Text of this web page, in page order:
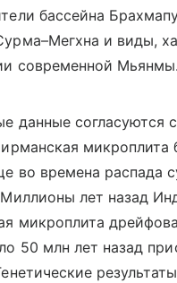
бассейна
и виды,
современной Мьянмы.
данные согласуются
микроплита
во времена распада
Миллионы лет назад
микроплита
50 млн лет назад